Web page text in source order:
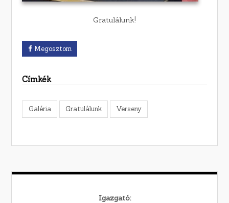
Gratulálunk!
Megosztom
Címkék
Galéria Gratulálunk Verseny
Igazgató: